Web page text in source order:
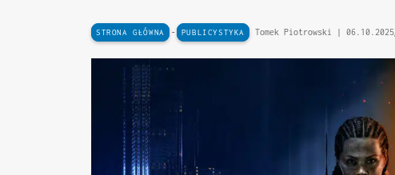
STRONA GŁÓWNA - PUBLICYSTYKA Tomek Piotrowski |06.10.2025